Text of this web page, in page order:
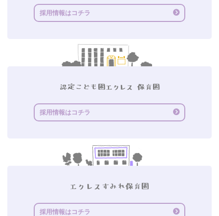
採用情報はコチラ
採用情報はコチラ
採用情報はコチラ